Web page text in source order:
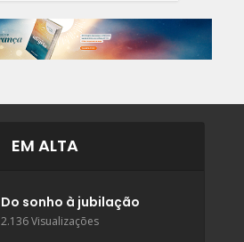
EM ALTA
Do sonho à jubilação
2.136 Visualizações